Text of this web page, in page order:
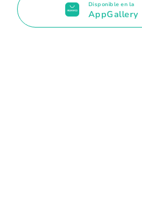
Disponible en la
AppGallery